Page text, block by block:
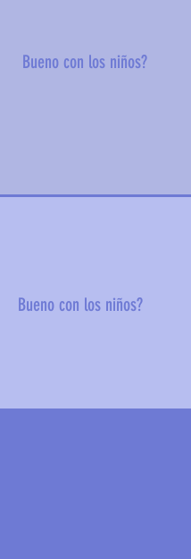
Bueno con los niños?
Bueno con los niños?